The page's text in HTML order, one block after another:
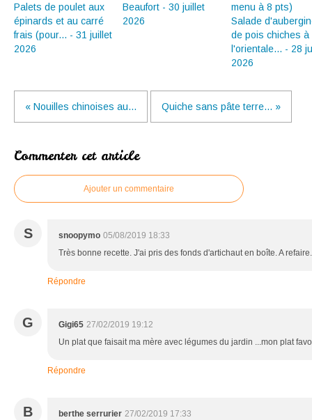
Palets de poulet aux
épinards et au carré
frais (pour... - 31 juillet
2026
Beaufort - 30 juillet
2026
Salade
de pois chiches à
l'orientale... - 28
2026
« Nouilles chinoises au... Quiche sans pâte terre... »
Commenter cet article
Ajouter un commentaire
S snoopymo 05/08/2019 18:33
Très bonne recette. J'ai pris des fonds d'artichaut en boîte. A refaire.
Répondre
G Gigi65 27/02/2019 19:12
Un plat que faisait ma mère avec légumes du jardin ...mon plat
Répondre
B berthe serrurier 27/02/2019 17:33